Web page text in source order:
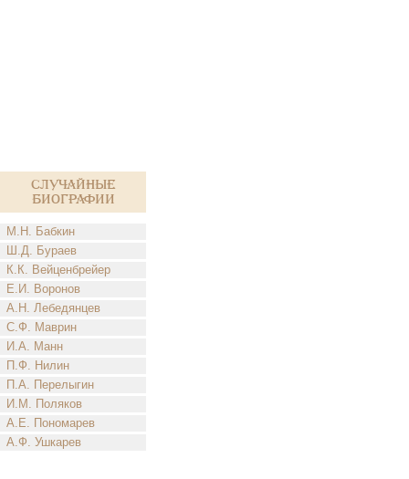
Случайные
биографии
М.Н. Бабкин
Ш.Д. Бураев
К.К. Вейценбрейер
Е.И. Воронов
А.Н. Лебедянцев
С.Ф. Маврин
И.А. Манн
П.Ф. Нилин
П.А. Перелыгин
И.М. Поляков
А.Е. Пономарев
А.Ф. Ушкарев